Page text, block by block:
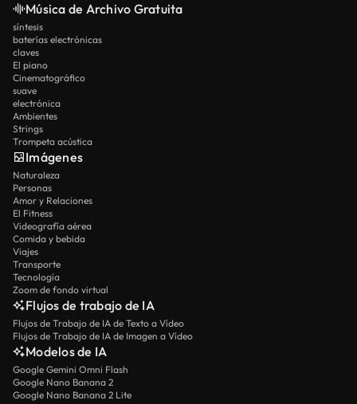
Música de Archivo Gratuita
síntesis
baterías electrónicas
claves
El piano
Cinematográfico
suave
electrónica
Ambientes
Strings
Trompeta acústica
Imágenes
Naturaleza
Personas
Amor y Relaciones
El Fitness
Videografía aérea
Comida y bebida
Viajes
Transporte
Tecnología
Zoom de fondo virtual
Flujos de trabajo de IA
Flujos de Trabajo de IA de Texto a Vídeo
Flujos de Trabajo de IA de Imagen a Vídeo
Modelos de IA
Google Gemini Omni Flash
Google Nano Banana 2
Google Nano Banana 2 Lite